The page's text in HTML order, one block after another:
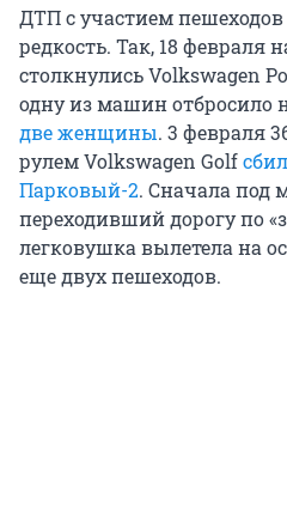
ДТП с участием
редкость. Так, 18 февраля
столкнулись Volkswagen
одну из машин отбросило
две женщины. 3 февраля
рулем Volkswagen Golf
Парковый-2. Сначала под
переходивший дорогу по
легковушка вылетела на
еще двух пешеходов.